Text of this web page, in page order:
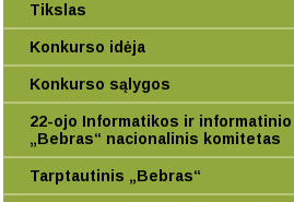
Tikslas
Konkurso idėja
Konkurso sąlygos
22-ojo Informatikos ir
„Bebras“ nacionalinis komitetas
Tarptautinis „Bebras“